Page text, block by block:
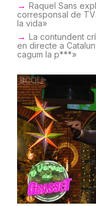
Raquel Sans
corresponsal de
la vida»
La contundent
en directe a
cagum la p***»